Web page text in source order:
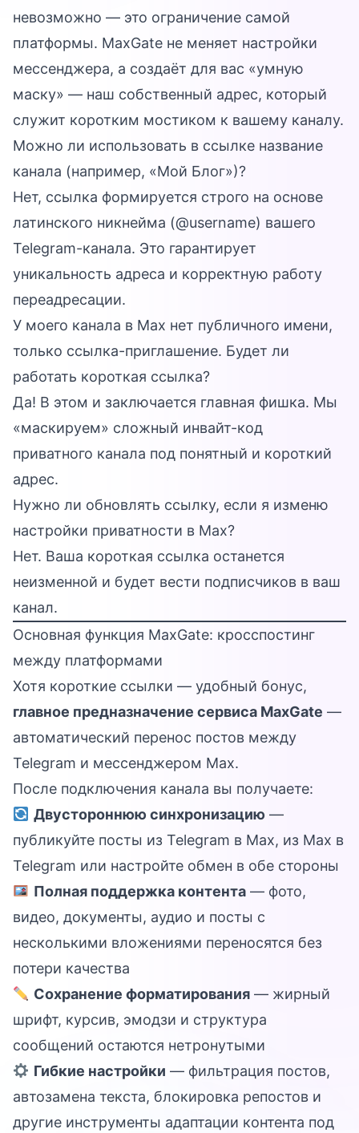
невозможно — это ограничение самой
платформы. MaxGate не меняет настройки
мессенджера, а создаёт для вас «умную
маску» — наш собственный адрес, который
служит коротким мостиком к вашему каналу.
Можно ли использовать в ссылке название
канала (например, «Мой Блог»)?
Нет, ссылка формируется строго на основе
латинского никнейма (@username) вашего
Telegram-канала. Это гарантирует
уникальность адреса и корректную работу
переадресации.
У моего канала в Max нет публичного имени,
только ссылка-приглашение. Будет ли
работать короткая ссылка?
Да! В этом и заключается главная фишка. Мы
«маскируем» сложный инвайт-код
приватного канала под понятный и короткий
адрес.
Нужно ли обновлять ссылку, если я изменю
настройки приватности в Max?
Нет. Ваша короткая ссылка останется
неизменной и будет вести подписчиков в ваш
канал.
Основная функция MaxGate: кросспостинг
между платформами
Хотя короткие ссылки — удобный бонус,
главное предназначение сервиса MaxGate —
автоматический перенос постов между
Telegram и мессенджером Max.
После подключения канала вы получаете:
Двустороннюю синхронизацию —
публикуйте посты из Telegram в Max, из Max в
Telegram или настройте обмен в обе стороны
Полная поддержка контента— фото,
видео, документы, аудио и посты с
несколькими вложениями переносятся без
потери качества
Сохранение форматирования— жирный
шрифт, курсив, эмодзи и структура
сообщений остаются нетронутыми
Гибкие настройки — фильтрация постов,
автозамена текста, блокировка репостов и
другие инструменты адаптации контента под